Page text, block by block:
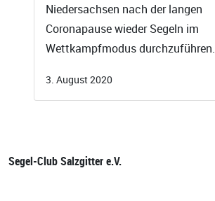
Niedersachsen nach der langen
Coronapause wieder Segeln im
Wettkampfmodus durchzuführen.
3. August 2020
Segel-Club Salzgitter e.V.